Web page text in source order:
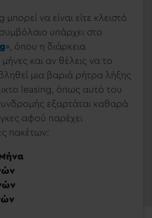
να είναι είτε κλειστό
υπάρχει στο
», όπου η διάρκεια
και αν θέλεις να το
μια βαριά ρήτρα λήξης
leasing, όπως αυτό του
εξαρτάται καθαρά
αφού παρέχει
πακέτων: